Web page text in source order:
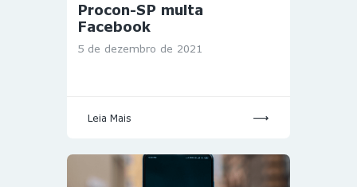
GESTORAS
HOMEST
Procon-SP multa
Facebook
5 de dezembro de 2021
Leia Mais